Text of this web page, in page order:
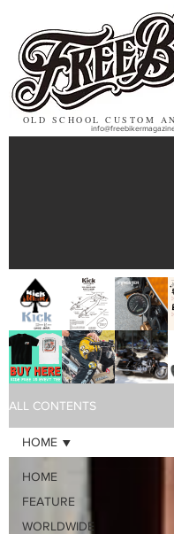
OLD SCHOOL CUSTOM
ALL CONTENTS
HOME
FEATURE
WORLDWIDE
HOME